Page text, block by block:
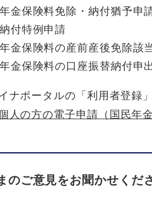
金保険料免除・納付猶予申
付特例申請
金保険料の産前産後免除該
金保険料の口座振替納付申
ナポータルの「利用者登録
人の方の電子申請（国民年金
のご意見をお聞かせくだ